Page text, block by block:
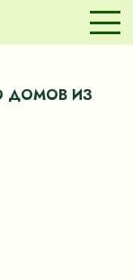
ДОМОВ ИЗ